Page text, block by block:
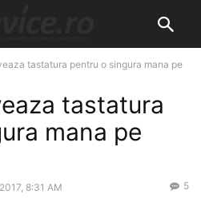
tastatura pentru o singura mana pe
tastatura
mana pe
8:31 AM 5